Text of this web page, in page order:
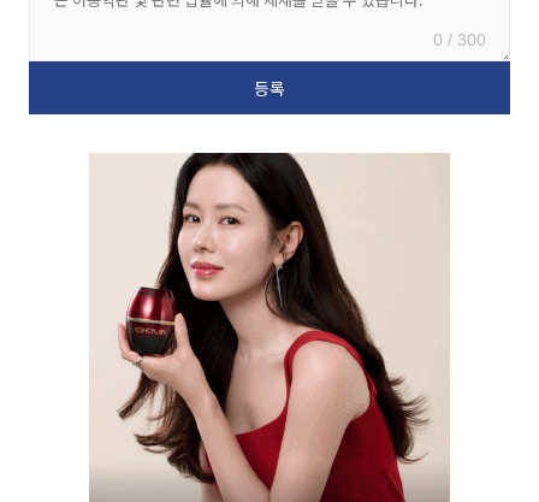
0 / 300